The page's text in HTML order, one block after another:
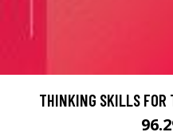
THINKING SKILLS FOR